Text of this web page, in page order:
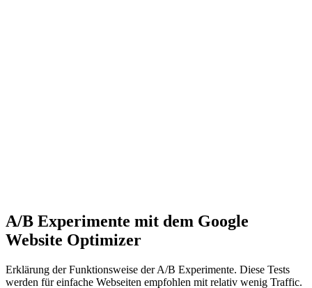
A/B Experimente mit dem Google
Website Optimizer
Erklärung der Funktionsweise der A/B Experimente. Diese Tests
werden für einfache Webseiten empfohlen mit relativ wenig Traffic.